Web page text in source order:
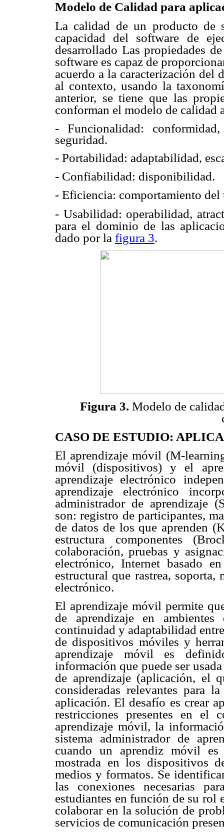
Modelo de Calidad para
La calidad de un producto de
capacidad del software de
desarrollado Las propiedades
software es capaz de
acuerdo a la caracterización del
al contexto, usando la
anterior, se tiene que las
conforman el modelo de calidad
- Funcionalidad:
seguridad.
- Portabilidad: adaptabilidad,
- Confiabilidad: disponibilidad.
- Eficiencia: comportamiento del
- Usabilidad: operabilidad,
para el dominio de las
dado por la figura 3.
Figura 3. Modelo de
CASO DE ESTUDIO:
El aprendizaje móvil (M-
móvil (dispositivos) y el
aprendizaje electrónico
aprendizaje electrónico
administrador de aprendizaje
son: registro de participantes,
de datos de los que aprenden
estructura componentes
colaboración, pruebas y
electrónico, Internet basado
estructural que rastrea,
electrónico.
El aprendizaje móvil permite
de aprendizaje en
continuidad y adaptabilidad
de dispositivos móviles y
aprendizaje móvil es
información que puede ser
de aprendizaje (aplicación, el
consideradas relevantes para
aplicación. El desafío es crear
restricciones presentes en el
aprendizaje móvil, la
sistema administrador de
cuando un aprendiz móvil
mostrada en los dispositivos
medios y formatos. Se
las conexiones necesarias
estudiantes en función de su rol
colaborar en la solución de
servicios de comunicación